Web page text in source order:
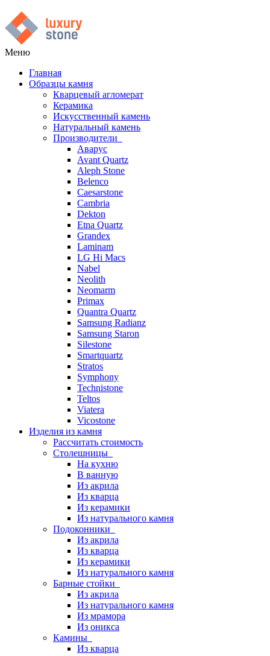
Меню
Главная
Образцы камня
Кварцевый агломерат
Керамика
Искусственный камень
Натуральный камень
Производители
Аварус
Avant Quartz
Aleph Stone
Belenco
Caesarstone
Cambria
Dekton
Etna Quartz
Grandex
Laminam
LG Hi Macs
Nabel
Neolith
Neomarm
Primax
Quantra Quartz
Samsung Radianz
Samsung Staron
Silestone
Smartquartz
Stratos
Symphony
Technistone
Teltos
Viatera
Vicostone
Изделия из камня
Рассчитать стоимость
Столешницы
На кухню
В ванную
Из акрила
Из кварца
Из керамики
Из натурального камня
Подоконники
Из акрила
Из кварца
Из керамики
Из натурального камня
Барные стойки
Из акрила
Из натурального камня
Из мрамора
Из оникса
Камины
Из кварца